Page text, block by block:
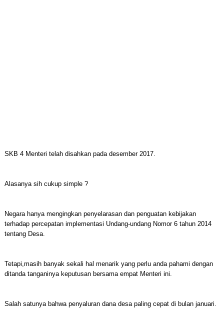
SKB 4 Menteri telah disahkan pada desember 2017.
Alasanya sih cukup simple ?
Negara hanya mengingkan penyelarasan dan penguatan kebijakan
terhadap percepatan implementasi Undang-undang Nomor 6 tahun 2014
tentang Desa.
Tetapi,masih banyak sekali hal menarik yang perlu anda pahami dengan
ditanda tanganinya keputusan bersama empat Menteri ini.
Salah satunya bahwa penyaluran dana desa paling cepat di bulan januari.